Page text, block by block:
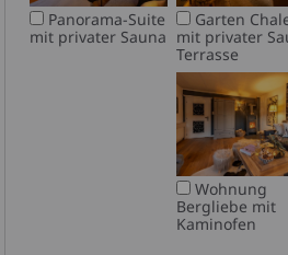
Panorama-Suite
mit privater Sauna
Garten
mit privater
Terrasse
Wohnung
Bergliebe mit
Kaminofen